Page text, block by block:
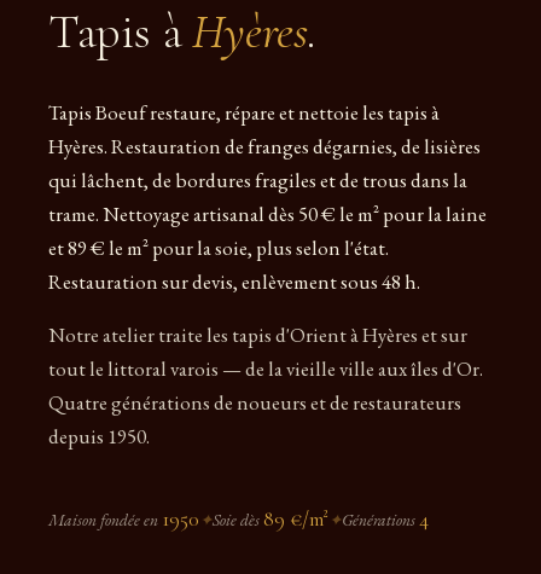
Tapis àHyères.
Tapis Boeuf restaure, répare et nettoie les tapis à
Hyères. Restauration de franges dégarnies, de lisières
qui lâchent, de bordures fragiles et de trous dans la
trame. Nettoyage artisanal dès 50 € le m² pour la laine
et 89 € le m² pour la soie, plus selon l'état.
Restauration sur devis, enlèvement sous 48 h.
Notre atelier traite les tapis d'Orient à Hyères et sur
tout le littoral varois — de la vieille ville aux îles d'Or.
Quatre générations de noueurs et de restaurateurs
depuis 1950.
Maison fondée en 1950 ✦Soie dès 89 €/m² ✦Générations4